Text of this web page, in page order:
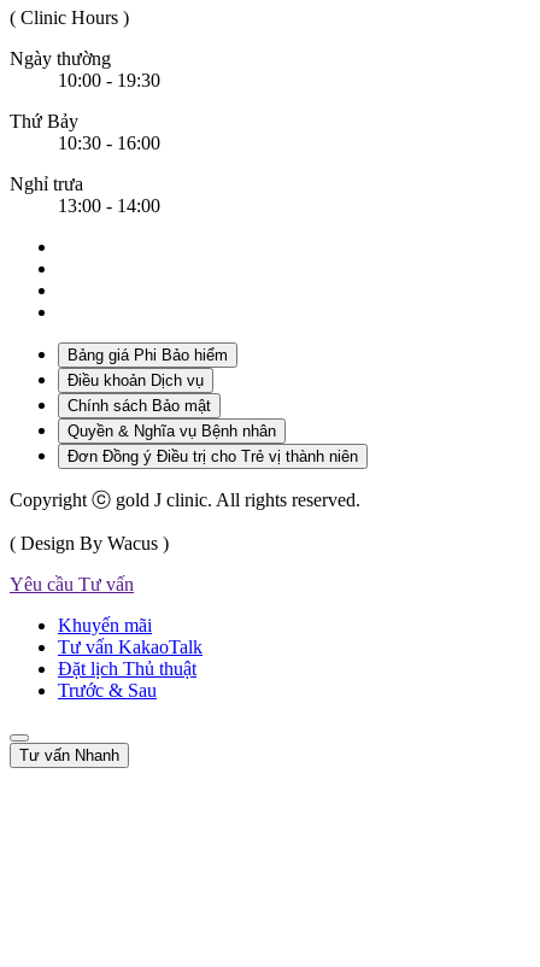
( Clinic Hours )
Ngày thường
10:00 - 19:30
Thứ Bảy
10:30 - 16:00
Nghỉ trưa
13:00 - 14:00
Bảng giá Phi Bảo hiểm
Điều khoản Dịch vụ
Chính sách Bảo mật
Quyền & Nghĩa vụ Bệnh nhân
Đơn Đồng ý Điều trị cho Trẻ vị thành niên
Copyright ⓒ gold J clinic. All rights reserved.
( Design By Wacus )
Yêu cầu Tư vấn
Khuyến mãi
Tư vấn KakaoTalk
Đặt lịch Thủ thuật
Trước & Sau
Tư vấn Nhanh